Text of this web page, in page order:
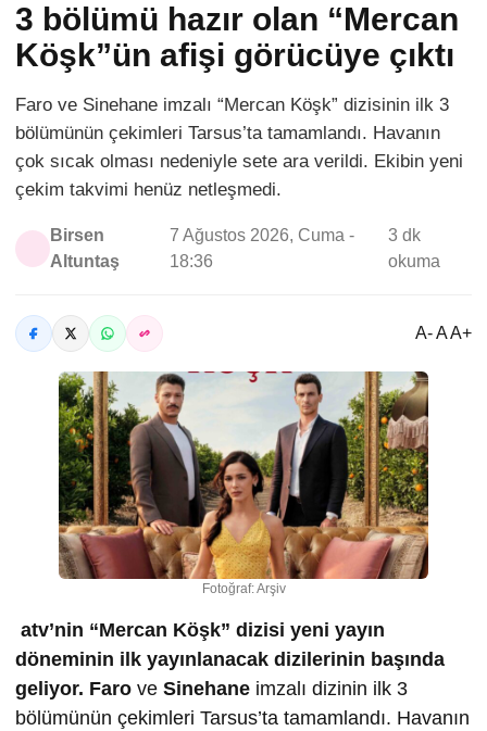
3 bölümü hazır olan “Mercan
Köşk”ün afişi görücüye çıktı
Faro ve Sinehane imzalı “Mercan Köşk” dizisinin ilk 3
bölümünün çekimleri Tarsus’ta tamamlandı. Havanın
çok sıcak olması nedeniyle sete ara verildi. Ekibin yeni
çekim takvimi henüz netleşmedi.
Birsen
Altuntaş
7 Ağustos 2026, Cuma -
18:36
3 dk
okuma
A- A A+
Fotoğraf: Arşiv
atv’nin “Mercan Köşk” dizisi yeni yayın
döneminin ilk yayınlanacak dizilerinin başında
geliyor. Faro ve Sinehane imzalı dizinin ilk 3
bölümünün çekimleri Tarsus’ta tamamlandı. Havanın